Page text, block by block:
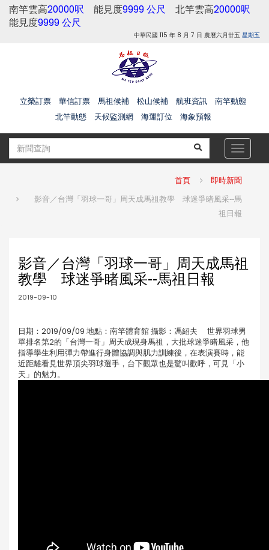
南竿雲高20000呎 能見度9999 公尺 北竿雲高20000呎
能見度9999 公尺
中華民國 115 年 8 月 7 日 農曆六月廿五 星期五
立榮訂票 華信訂票 馬祖候補 松山候補 航班資訊
南竿動態
北竿動態
天候監測網 海運訂位 海象預報
Toggle
首頁 即時新聞
影音／台灣「羽球一哥」周天成馬祖教學 球迷爭睹風采--馬
祖日報
影音／台灣「羽球一哥」周天成馬祖
教學 球迷爭睹風采--馬祖日報
2019-09-10
日期：2019/09/09 地點：南竿體育館 攝影：馮紹夫 世界羽球男
單排名第2的「台灣一哥」周天成現身馬祖，大批球迷爭睹風采，他
指導學生利用彈力帶進行身體協調與肌力訓練後，在表演賽時，能
近距離看見世界頂尖羽球選手，台下觀眾也是驚叫歡呼，可見「小
天」的魅力。